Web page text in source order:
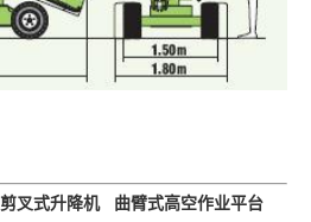
剪叉式升降机
曲臂式高空作业平台